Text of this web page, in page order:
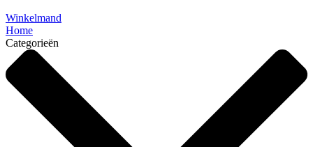
Winkelmand
Home
Categorieën